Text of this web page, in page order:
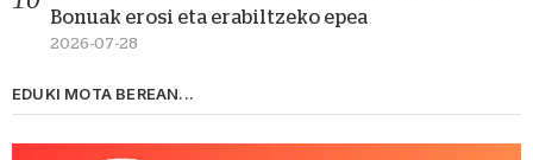
Bonuak erosi eta erabiltzeko epea
2026-07-28
EDUKI MOTA BEREAN...